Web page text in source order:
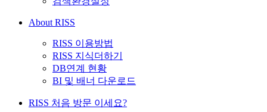
About RISS
RISS 이용방법
RISS 지식더하기
DB연계 현황
BI 및 배너 다운로드
RISS 처음 방문 이세요?